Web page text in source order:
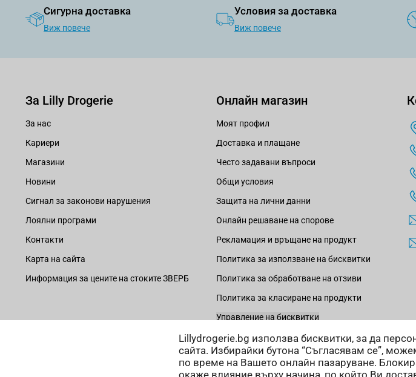
Lillydrogerie.bg използва бисквитки, за да
сайта. Избирайки бутона “Съгласявам се”,
по време на Вашето онлайн пазаруване.
окаже влияние върху начина, по който Ви
Сигурна доставка
Виж повече
Условия за доставка
Виж повече
За Lilly Drogerie
За нас
Кариери
Магазини
Новини
Сигнал за законови нарушения
Лоялни програми
Контакти
Карта на сайта
Информация за цените на стоките ЗВЕРБ
Онлайн магазин
Моят профил
Доставка и плащане
Често задавани въпроси
Общи условия
Защита на лични данни
Онлайн решаване на спорове
Рекламация и връщане на продукт
Политика за използване на бисквитки
Политика за обработване на отзиви
Политика за класиране на продукти
Управление на бисквитки